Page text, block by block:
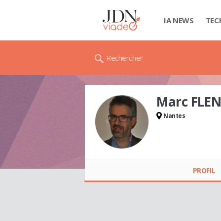
IA NEWS
Rechercher
Marc
Nantes
PROFIL